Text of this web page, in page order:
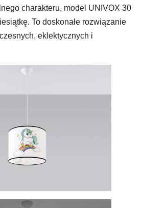
charakteru, model UNIVOX 30
To doskonałe rozwiązanie
eklektycznych i